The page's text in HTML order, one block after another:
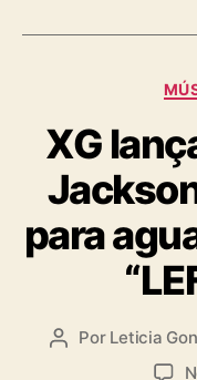
s
XG
para
A Por Leticia